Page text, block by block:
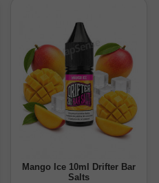
Mango Ice 10ml Drifter Bar
Salts